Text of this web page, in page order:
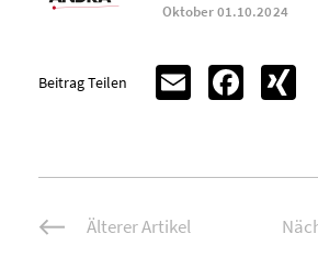
Oktober 01.10.2024
Beitrag Teilen Email Facebook
Beitrags-Älterer Artikel